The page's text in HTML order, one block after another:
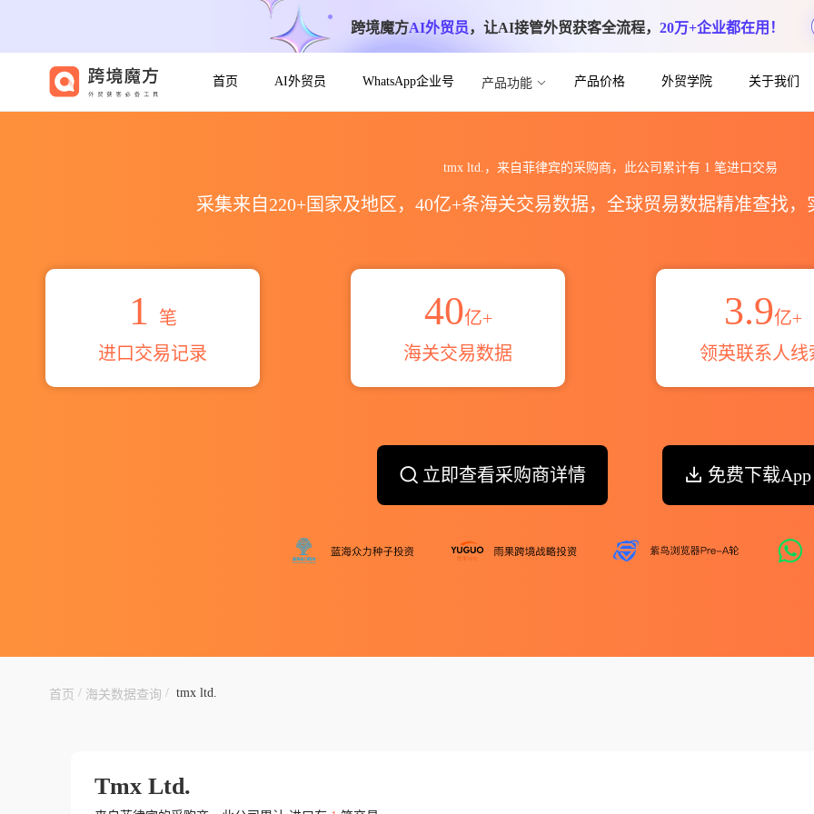
跨境魔方AI外贸员，让AI接管外贸获客全流程， 20万+企业都在用！
首页 AI外贸员 WhatsApp企业号 产品功能 产品价格 外贸学院 关于我们
tmx ltd.，来自菲律宾的采购商，此公司累计有 1 笔进口交易
采集来自220+国家及地区，40亿+条海关交易数据，全球贸易数据精准查找
1
笔
进口交易记录
40亿+
海关交易数据
3.9亿+
领英联系人线
立即查看采购商详情 免费下载App
首页 / 海关数据查询 / tmx ltd.
Tmx Ltd.